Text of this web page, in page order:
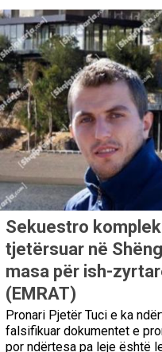
Sekuestro
tjetërsuar në
masa për ish-
(EMRAT)
Pronari Pjetër Tuci e ka
falsifikuar dokumentet e
por ndërtesa pa leje është